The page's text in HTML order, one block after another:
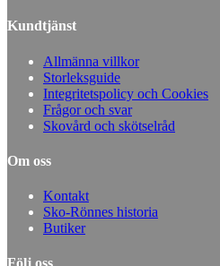
Kundtjänst
Allmänna villkor
Storleksguide
Integritetspolicy och Cookies
Frågor och svar
Skovård och skötselråd
Om oss
Kontakt
Sko-Rönnes historia
Butiker